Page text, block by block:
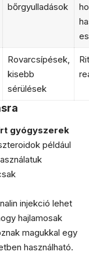
bőrgyulladások
Rovarcsípések,
kisebb
sérülések
gyógyszerek
például
injekció lehet
hajlamosak
magukkal egy
használható.